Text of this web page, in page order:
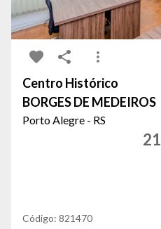
Centro Histórico
BORGES DE MEDEIROS
Porto Alegre - RS
21
Código: 821470